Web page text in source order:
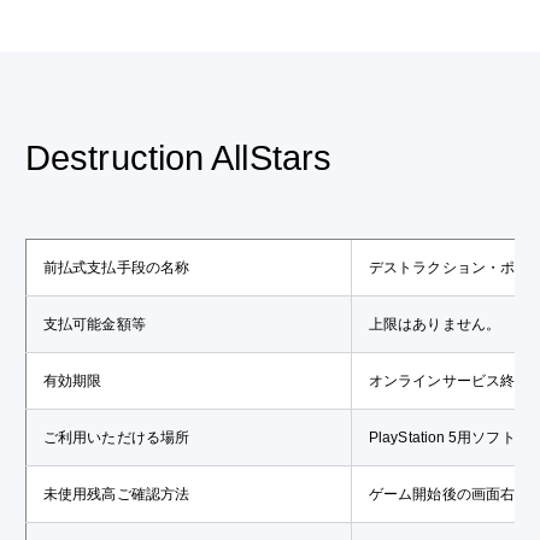
Destruction AllStars
前払式支払手段の名称 デストラクション・ポイ
支払可能金額等 上限はありません。
有効期限 オンラインサービス終了
ご利用いただける場所 PlayStation 5用ソフトウ
未使用残高ご確認方法 ゲーム開始後の画面右上